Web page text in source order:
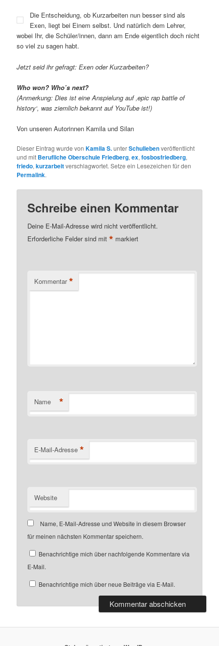
Die Entscheidung, ob Kurzarbeiten nun besser sind als
Exen, liegt bei Einem selbst. Und natürlich dem Lehrer,
wobei Ihr, die Schüler/innen, dann am Ende eigentlich doch nicht
so viel zu sagen habt.
Jetzt seid ihr gefragt: Exen oder Kurzarbeiten?
Who won? Who’s next?
(Anmerkung: Dies ist eine Anspielung auf ‚epic rap battle of
history‘, was ziemlich bekannt auf YouTube ist!)
Von unseren Autorinnen Kamila und Silan
Dieser Eintrag wurde vonKamila S.unterSchullebenveröffentlicht
und mit Berufliche Oberschule Friedberg,ex,fosbosfriedberg,
friedo,kurzarbeitverschlagwortet. Setze ein Lesezeichen für den
Permalink.
Schreibe einen Kommentar
Deine E-Mail-Adresse wird nicht veröffentlicht.
Erforderliche Felder sind mit* markiert
Kommentar *
Name *
E-Mail-Adresse *
Website
Name, E-Mail-Adresse und Website in diesem Browser
für meinen nächsten Kommentar speichern.
Benachrichtige mich über nachfolgende Kommentare via
E-Mail.
Benachrichtige mich über neue Beiträge via E-Mail.